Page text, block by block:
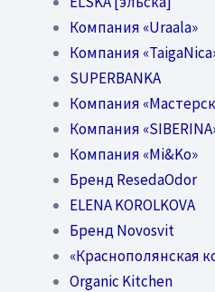
Компания «Uraala»
Компания
SUPERBANKA
Компания
Компания
Компания «Mi&Ko»
Бренд ResedaOdor
ELENA KOROLKOVA
Бренд Novosvit
«Краснополянская
Organic Kitchen